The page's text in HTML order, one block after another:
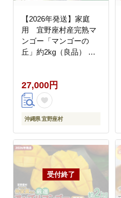
【2026年発送】家庭
用 宜野座村産完熟マ
ンゴー「マンゴーの
丘」約2kg（良品） ア
ンキング 完熟 お気に入
り 収穫 人気 甘味 フル
ーツ 沖縄県 国産 食品
デザート 産地直送 送料
27,000円
沖縄県 宜野座村